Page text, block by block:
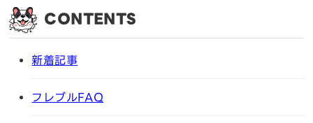
CONTENTS
新着記事
フレブルFAQ